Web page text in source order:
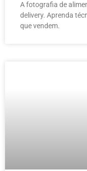
A fotografia de
delivery. Aprenda
que vendem.